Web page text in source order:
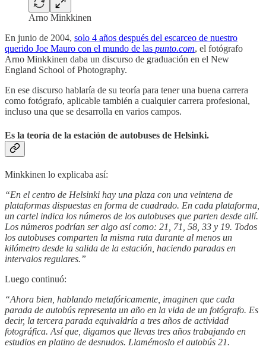
Arno Minkkinen
En junio de 2004, solo 4 años después del escarceo de nuestro
querido Joe Mauro con el mundo de las punto.com, el fotógrafo
Arno Minkkinen daba un discurso de graduación en el New
England School of Photography.
En ese discurso hablaría de su teoría para tener una buena carrera
como fotógrafo, aplicable también a cualquier carrera profesional,
incluso una que se desarrolla en varios campos.
Es la teoría de la estación de autobuses de Helsinki.
Minkkinen lo explicaba así:
“En el centro de Helsinki hay una plaza con una veintena de
plataformas dispuestas en forma de cuadrado. En cada plataforma,
un cartel indica los números de los autobuses que parten desde allí.
Los números podrían ser algo así como: 21, 71, 58, 33 y 19. Todos
los autobuses comparten la misma ruta durante al menos un
kilómetro desde la salida de la estación, haciendo paradas en
intervalos regulares.”
Luego continuó:
“Ahora bien, hablando metafóricamente, imaginen que cada
parada de autobús representa un año en la vida de un fotógrafo. Es
decir, la tercera parada equivaldría a tres años de actividad
fotográfica. Así que, digamos que llevas tres años trabajando en
estudios en platino de desnudos. Llamémoslo el autobús 21.